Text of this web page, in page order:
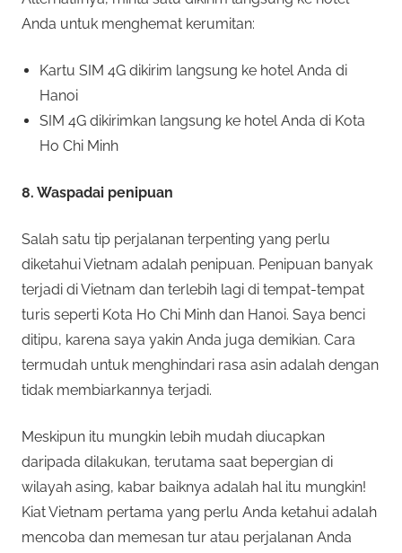
Anda untuk menghemat kerumitan:
Kartu SIM 4G dikirim langsung ke hotel Anda di
Hanoi
SIM 4G dikirimkan langsung ke hotel Anda di Kota
Ho Chi Minh
8. Waspadai penipuan
Salah satu tip perjalanan terpenting yang perlu
diketahui Vietnam adalah penipuan. Penipuan banyak
terjadi di Vietnam dan terlebih lagi di tempat-tempat
turis seperti Kota Ho Chi Minh dan Hanoi. Saya benci
ditipu, karena saya yakin Anda juga demikian. Cara
termudah untuk menghindari rasa asin adalah dengan
tidak membiarkannya terjadi.
Meskipun itu mungkin lebih mudah diucapkan
daripada dilakukan, terutama saat bepergian di
wilayah asing, kabar baiknya adalah hal itu mungkin!
Kiat Vietnam pertama yang perlu Anda ketahui adalah
mencoba dan memesan tur atau perjalanan Anda